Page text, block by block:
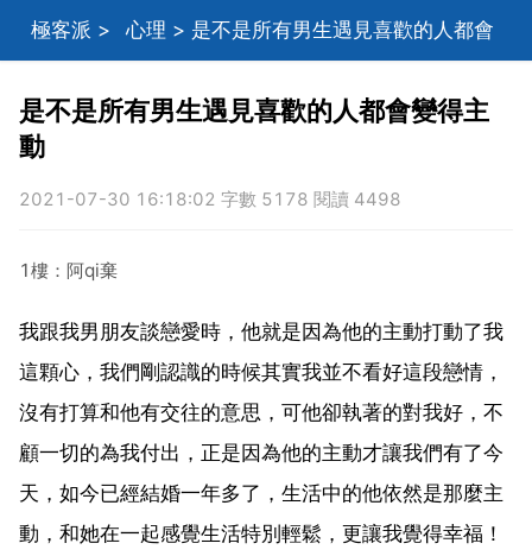
極客派 > 心理 > 是不是所有男生遇見喜歡的人都會
是不是所有男生遇見喜歡的人都會變得主
動
2021-07-30 16:18:02 字數 5178 閱讀 4498
1樓：阿qi棄
我跟我男朋友談戀愛時，他就是因為他的主動打動了我
這顆心，我們剛認識的時候其實我並不看好這段戀情，
沒有打算和他有交往的意思，可他卻執著的對我好，不
顧一切的為我付出，正是因為他的主動才讓我們有了今
天，如今已經結婚一年多了，生活中的他依然是那麼主
動，和她在一起感覺生活特別輕鬆，更讓我覺得幸福！